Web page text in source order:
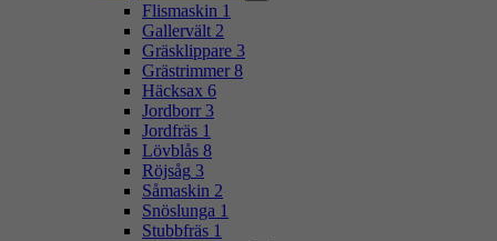
Flismaskin 1
Gallervält 2
Gräsklippare 3
Grästrimmer 8
Häcksax 6
Jordborr 3
Jordfräs 1
Lövblås 8
Röjsåg 3
Såmaskin 2
Snöslunga 1
Stubbfräs 1